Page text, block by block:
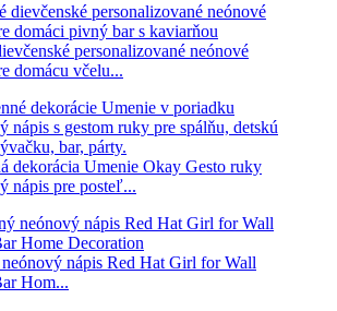
personalizované neónové
domácu včelu...
dekorácia Umenie Okay Gesto ruky
nápis pre posteľ...
nápis Red Hat Girl for Wall
Hom...